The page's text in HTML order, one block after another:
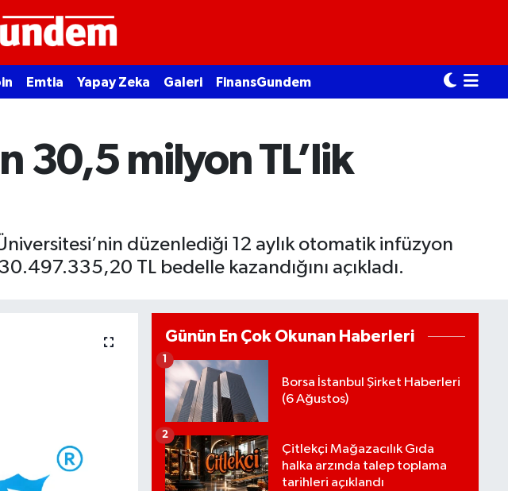
Emtia Yapay Zeka Galeri FinansGundem
30,5 milyon TL’lik
düzenlediği 12 aylık otomatik infüzyon
TL bedelle kazandığını açıkladı.
Günün En Çok Okunan Haberleri
Borsa İstanbul Şirket Haberleri
(6 Ağustos)
1
Çitlekçi Mağazacılık Gıda
halka arzında talep toplama
tarihleri açıklandı
2